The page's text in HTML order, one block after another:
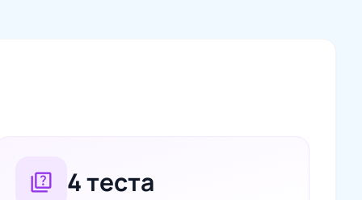
quiz 4 теста